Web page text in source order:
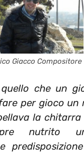
Giacco Compositore
che un
per gioco un
la chitarra
nutrito